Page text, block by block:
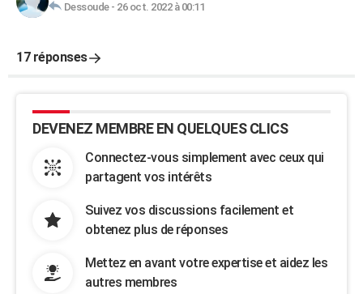
Dessoude- 26 oct. 2022 à 00:11
17 réponses
DEVENEZ MEMBRE EN QUELQUES CLICS
Connectez-vous simplement avec ceux qui
partagent vos intérêts
Suivez vos discussions facilement et
obtenez plus de réponses
Mettez en avant votre expertise et aidez les
autres membres